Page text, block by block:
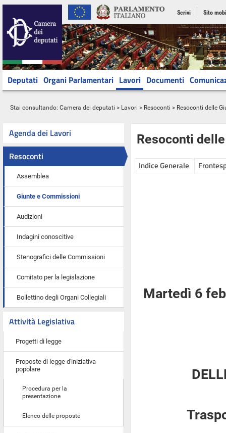
Scrivi Sito
Deputati Organi Parlamentari Lavori Documenti
Stai consultando: Camera dei deputati > Lavori > Resoconti > Resoconti delle
Agenda dei Lavori
Resoconti
Assemblea
Giunte e Commissioni
Audizioni
Indagini conoscitive
Stenografici delle Commissioni
Comitato per la legislazione
Bollettino degli Organi Collegiali
Attività Legislativa
Progetti di legge
Proposte di legge d'iniziativa
popolare
Procedura per la
presentazione
Elenco delle proposte
Resoconti
Indice Generale
Martedì 6